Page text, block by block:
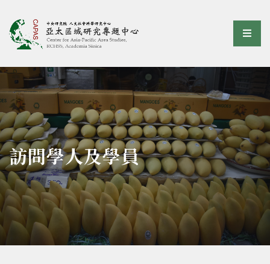
亞太區域研究專題中心選
:::
訪問學人及學員